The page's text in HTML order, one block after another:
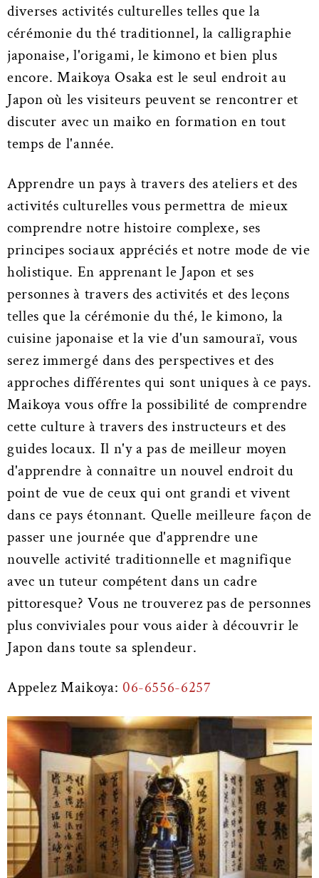
diverses activités culturelles telles que la
cérémonie du thé traditionnel, la calligraphie
japonaise, l'origami, le kimono et bien plus
encore. Maikoya Osaka est le seul endroit au
Japon où les visiteurs peuvent se rencontrer et
discuter avec un maiko en formation en tout
temps de l'année.
Apprendre un pays à travers des ateliers et des
activités culturelles vous permettra de mieux
comprendre notre histoire complexe, ses
principes sociaux appréciés et notre mode de vie
holistique. En apprenant le Japon et ses
personnes à travers des activités et des leçons
telles que la cérémonie du thé, le kimono, la
cuisine japonaise et la vie d'un samouraï, vous
serez immergé dans des perspectives et des
approches différentes qui sont uniques à ce pays.
Maikoya vous offre la possibilité de comprendre
cette culture à travers des instructeurs et des
guides locaux. Il n'y a pas de meilleur moyen
d'apprendre à connaître un nouvel endroit du
point de vue de ceux qui ont grandi et vivent
dans ce pays étonnant. Quelle meilleure façon de
passer une journée que d'apprendre une
nouvelle activité traditionnelle et magnifique
avec un tuteur compétent dans un cadre
pittoresque? Vous ne trouverez pas de personnes
plus conviviales pour vous aider à découvrir le
Japon dans toute sa splendeur.
Appelez Maikoya: 06-6556-6257